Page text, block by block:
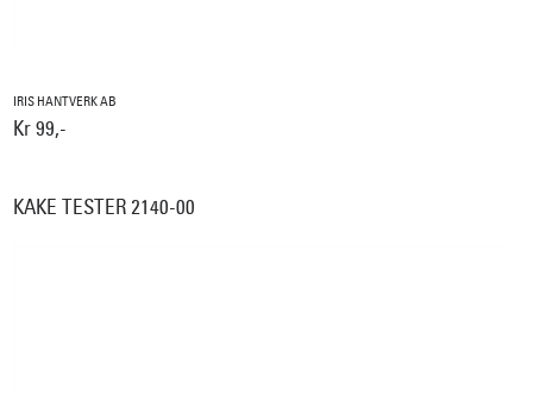
IRIS HANTVERK AB
Kr 99,-
KAKE TESTER 2140-00